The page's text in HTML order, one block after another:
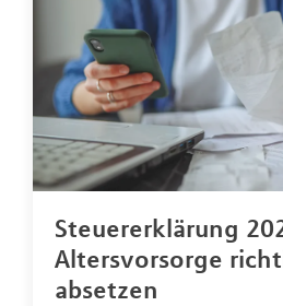
Steuererklärung
Altersvorsorge
absetzen